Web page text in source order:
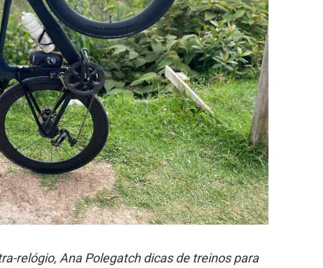
relógio, Ana Polegatch dicas de treinos para